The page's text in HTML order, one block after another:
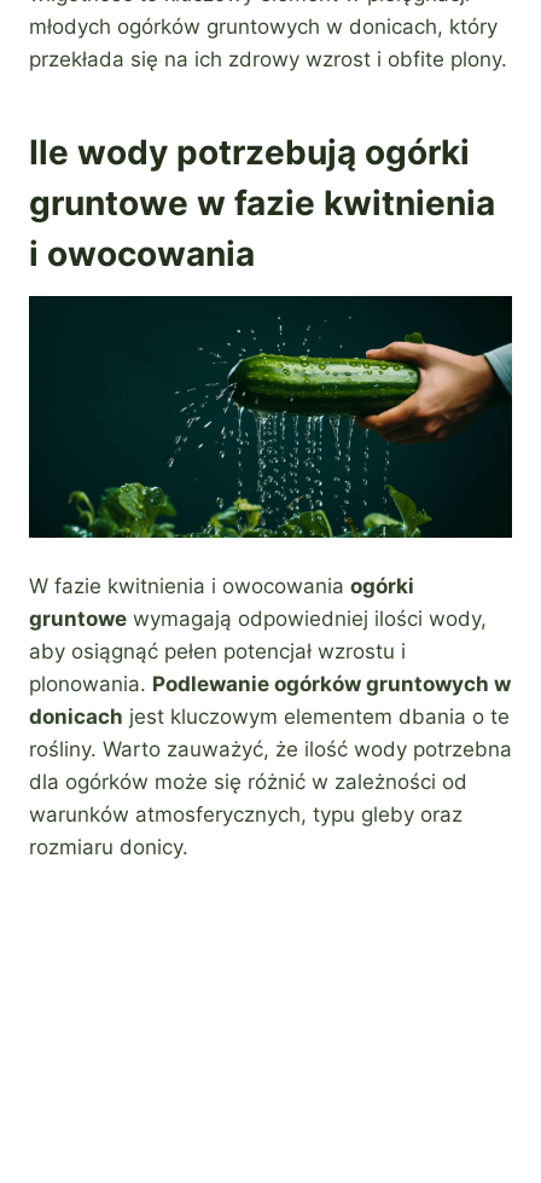
młodych ogórków gruntowych w donicach, który
przekłada się na ich zdrowy wzrost i obfite plony.
Ile wody potrzebują ogórki
gruntowe w fazie kwitnienia
i owocowania
W fazie kwitnienia i owocowania ogórki
gruntowe wymagają odpowiedniej ilości wody,
aby osiągnąć pełen potencjał wzrostu i
plonowania. Podlewanie ogórków gruntowych w
donicach jest kluczowym elementem dbania o te
rośliny. Warto zauważyć, że ilość wody potrzebna
dla ogórków może się różnić w zależności od
warunków atmosferycznych, typu gleby oraz
rozmiaru donicy.